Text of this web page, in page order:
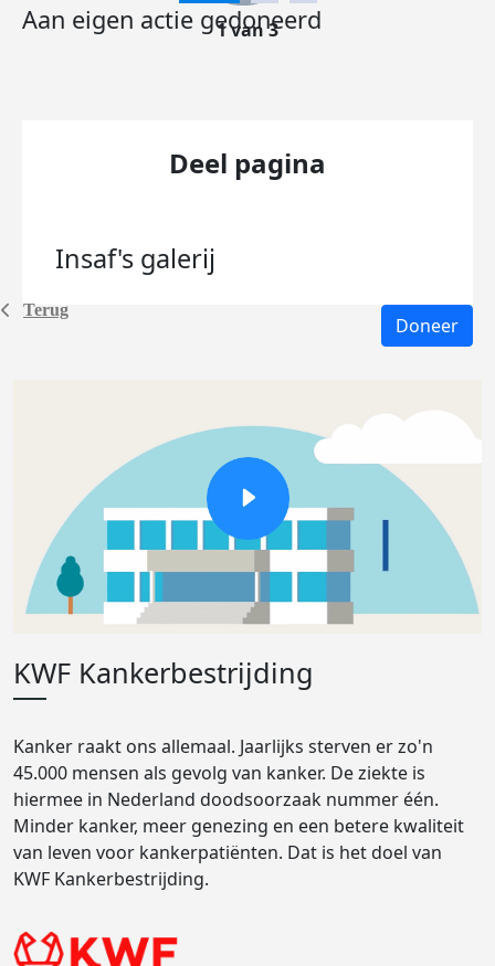
Terug
Aan eigen actie gedoneerd
1 van 3
Deel pagina
Insaf's galerij
Doneer
KWF Kankerbestrijding
Kanker raakt ons allemaal. Jaarlijks sterven er zo'n
45.000 mensen als gevolg van kanker. De ziekte is
hiermee in Nederland doodsoorzaak nummer één.
Minder kanker, meer genezing en een betere kwaliteit
van leven voor kankerpatiënten. Dat is het doel van
KWF Kankerbestrijding.